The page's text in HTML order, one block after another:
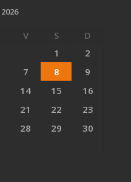
V S
D
1
2
7 8
9
14 15
16
21 22
23
28 29
30